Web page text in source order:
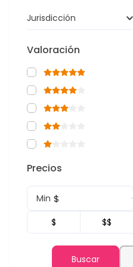
Jurisdicción
Valoración
Precios
Min $
$ $$
Buscar